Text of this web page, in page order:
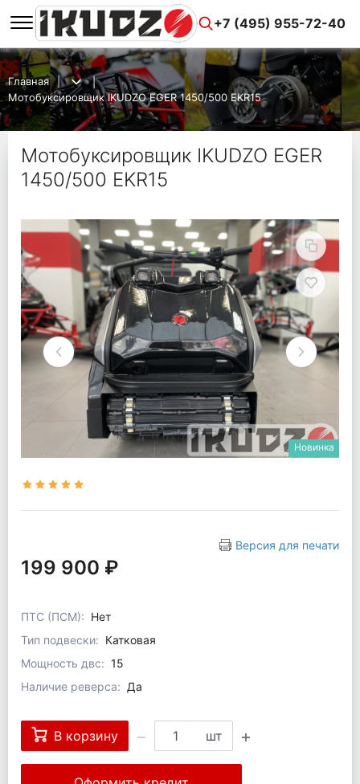
+7 (495) 955-72-40
Главная
Мотобуксировщик IKUDZO EGER 1450/500 EKR15
Мотобуксировщик IKUDZO EGER
1450/500 EKR15
Новинка
Версия для печати
199 900 ₽
ПТС (ПСМ): Нет
Тип подвески: Катковая
Мощность двс: 15
Наличие реверса: Да
В корзину шт